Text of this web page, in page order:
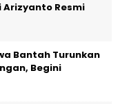
Arizyanto Resmi
Bantah Turunkan
Begini